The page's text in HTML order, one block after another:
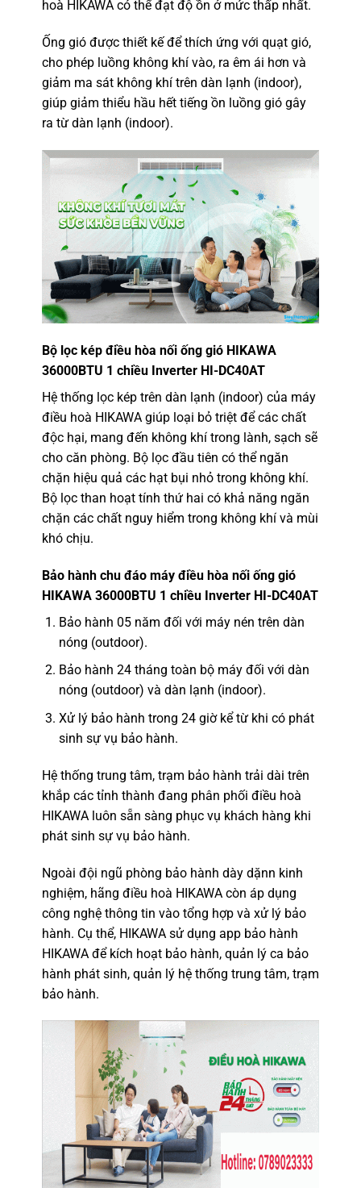
hoà HIKAWA có thể đạt độ ồn ở mức thấp nhất.
Ống gió được thiết kế để thích ứng với quạt gió,
cho phép luồng không khí vào, ra êm ái hơn và
giảm ma sát không khí trên dàn lạnh (indoor),
giúp giảm thiểu hầu hết tiếng ồn luồng gió gây
ra từ dàn lạnh (indoor).
Bộ lọc kép điều hòa nối ống gió HIKAWA
36000BTU 1 chiều Inverter HI-DC40AT
Hệ thống lọc kép trên dàn lạnh (indoor) của máy
điều hoà HIKAWA giúp loại bỏ triệt để các chất
độc hại, mang đến không khí trong lành, sạch sẽ
cho căn phòng. Bộ lọc đầu tiên có thể ngăn
chặn hiệu quả các hạt bụi nhỏ trong không khí.
Bộ lọc than hoạt tính thứ hai có khả năng ngăn
chặn các chất nguy hiểm trong không khí và mùi
khó chịu.
Bảo hành chu đáo máy điều hòa nối ống gió
HIKAWA 36000BTU 1 chiều Inverter HI-DC40AT
Bảo hành 05 năm đối với máy nén trên dàn
nóng (outdoor).
Bảo hành 24 tháng toàn bộ máy đối với dàn
nóng (outdoor) và dàn lạnh (indoor).
Xử lý bảo hành trong 24 giờ kể từ khi có phát
sinh sự vụ bảo hành.
Hệ thống trung tâm, trạm bảo hành trải dài trên
khắp các tỉnh thành đang phân phối điều hoà
HIKAWA luôn sẵn sàng phục vụ khách hàng khi
phát sinh sự vụ bảo hành.
Ngoài đội ngũ phòng bảo hành dày dặnn kinh
nghiệm, hãng điều hoà HIKAWA còn áp dụng
công nghệ thông tin vào tổng hợp và xử lý bảo
hành. Cụ thể, HIKAWA sử dụng app bảo hành
HIKAWA để kích hoạt bảo hành, quản lý ca bảo
hành phát sinh, quản lý hệ thống trung tâm, trạm
bảo hành.